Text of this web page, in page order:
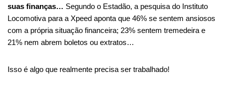
suas finanças… Segundo o Estadão, a pesquisa do Instituto
Locomotiva para a Xpeed aponta que 46% se sentem ansiosos
com a própria situação financeira; 23% sentem tremedeira e
21% nem abrem boletos ou extratos…
Isso é algo que realmente precisa ser trabalhado!